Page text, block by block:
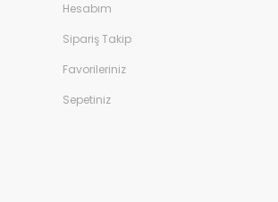
Hesabım
Sipariş Takip
Favorileriniz
Sepetiniz